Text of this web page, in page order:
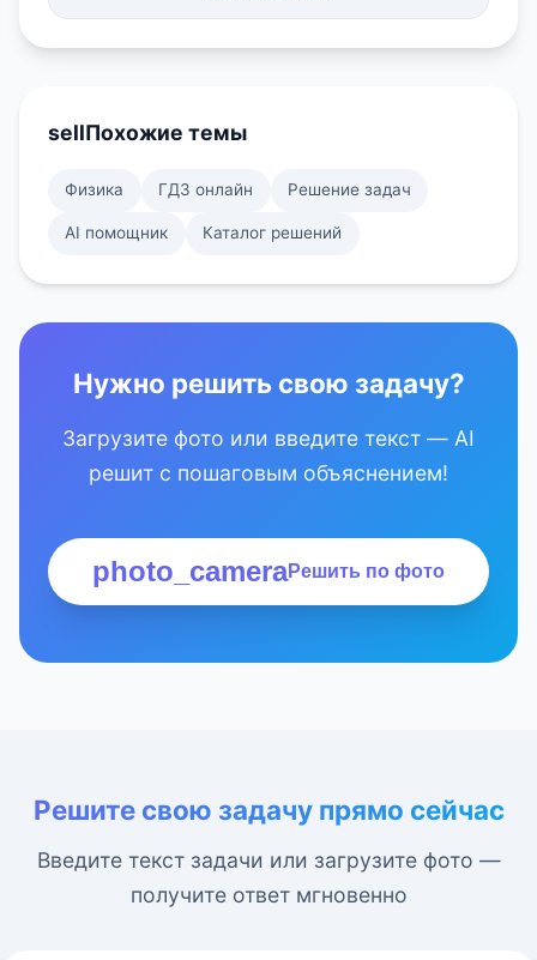
sellПохожие темы
Физика ГДЗ онлайн Решение задач
AI помощник Каталог решений
Нужно решить свою задачу?
Загрузите фото или введите текст — AI
решит с пошаговым объяснением!
photo_cameraРешить по фото
Решите свою задачу прямо сейчас
Введите текст задачи или загрузите фото —
получите ответ мгновенно